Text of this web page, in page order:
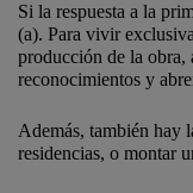
Si la respuesta a la
(a). Para vivir
producción de la obra,
reconocimientos y
Además, también hay
residencias, o montar